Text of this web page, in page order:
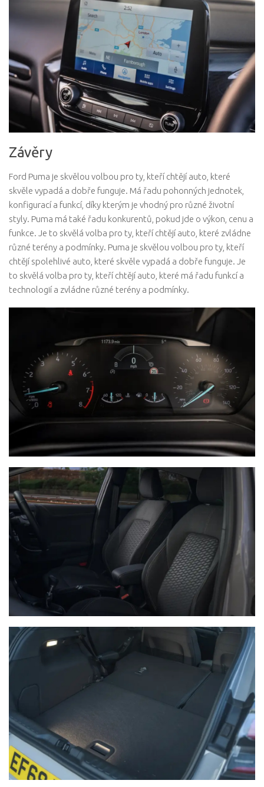
Závěry
Ford Puma je skvělou volbou pro ty, kteří chtějí auto, které
skvěle vypadá a dobře funguje. Má řadu pohonných jednotek,
konfigurací a funkcí, díky kterým je vhodný pro různé životní
styly. Puma má také řadu konkurentů, pokud jde o výkon, cenu a
funkce. Je to skvělá volba pro ty, kteří chtějí auto, které zvládne
různé terény a podmínky. Puma je skvělou volbou pro ty, kteří
chtějí spolehlivé auto, které skvěle vypadá a dobře funguje. Je
to skvělá volba pro ty, kteří chtějí auto, které má řadu funkcí a
technologií a zvládne různé terény a podmínky.